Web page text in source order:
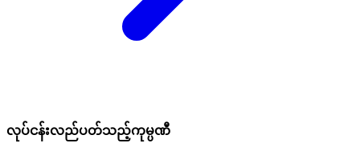
လုပ်ငန်းလည်ပတ်သည့်ကုမ္ပဏီ